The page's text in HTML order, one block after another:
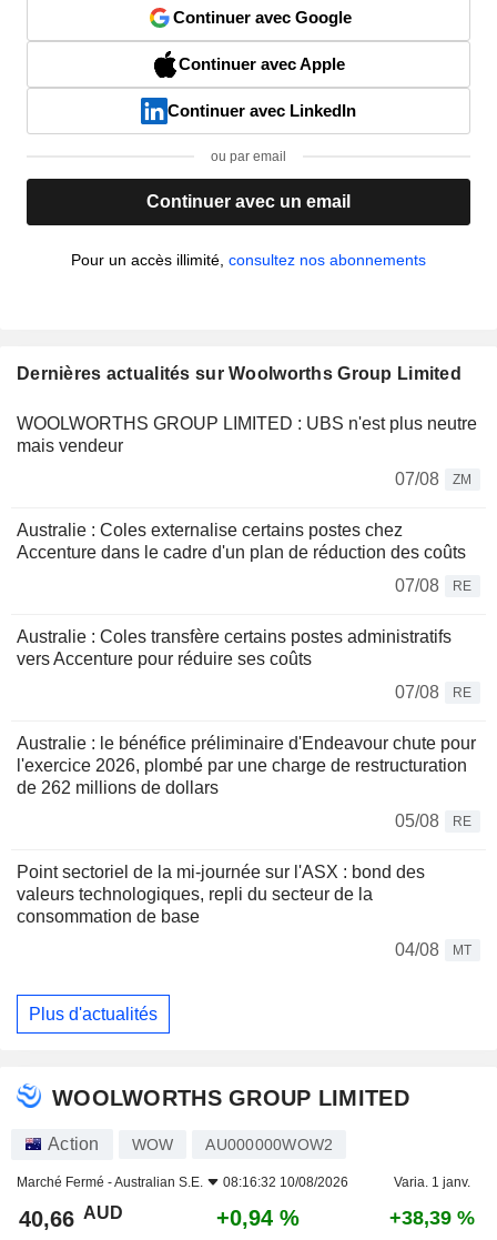
Continuer avec Google
Continuer avec Apple
Continuer avec LinkedIn
ou par email
Continuer avec un email
Pour un accès illimité, consultez nos abonnements
Dernières actualités sur Woolworths Group Limited
WOOLWORTHS GROUP LIMITED : UBS n'est plus neutre
mais vendeur
07/08
ZM
Australie : Coles externalise certains postes chez
Accenture dans le cadre d'un plan de réduction des coûts
07/08
RE
Australie : Coles transfère certains postes administratifs
vers Accenture pour réduire ses coûts
07/08
RE
Australie : le bénéfice préliminaire d'Endeavour chute pour
l'exercice 2026, plombé par une charge de restructuration
de 262 millions de dollars
05/08
RE
Point sectoriel de la mi-journée sur l'ASX : bond des
valeurs technologiques, repli du secteur de la
consommation de base
04/08
MT
Plus d'actualités
WOOLWORTHS GROUP LIMITED
Action WOW AU000000WOW2
Marché Fermé -Australian S.E. 08:16:32 10/08/2026 Varia. 1 janv.
40,66 AUD +0,94 % +38,39 %